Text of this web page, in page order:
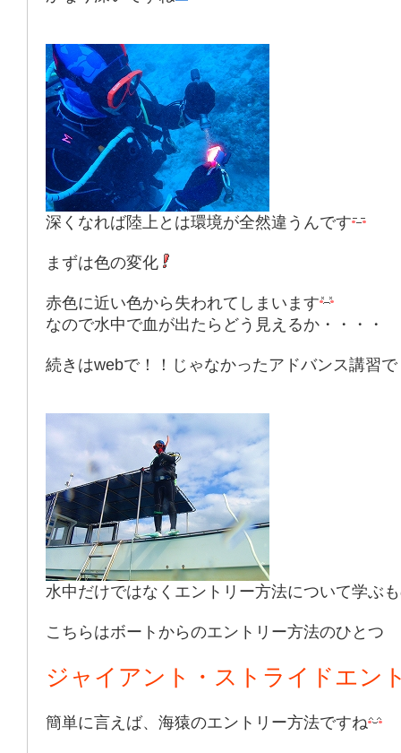
深くなれば陸上とは環境が全然違うんです
まずは色の変化
赤色に近い色から失われてしまいます
なので水中で血が出たらどう見えるか・・・・
続きはwebで！！じゃなかったアドバンス講習で
水中だけではなくエントリー方法について学ぶ
こちらはボートからのエントリー方法のひとつ
ジャイアント・ストライドエン
簡単に言えば、海猿のエントリー方法ですね